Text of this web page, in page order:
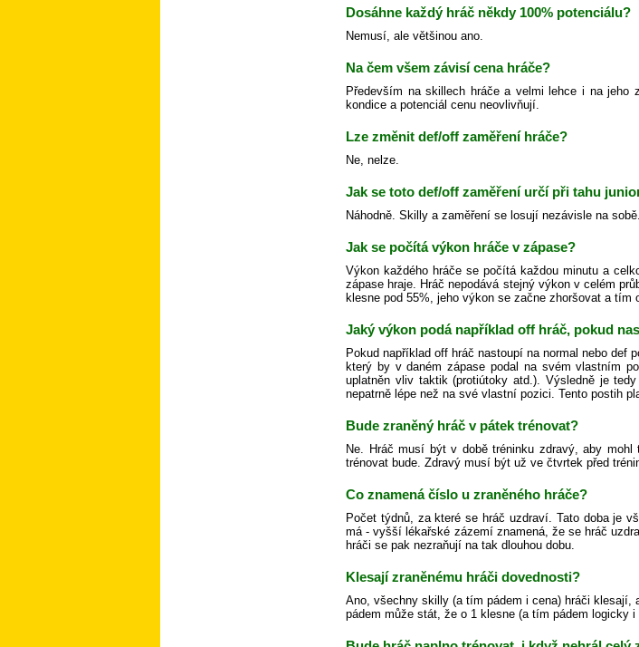
Dosáhne každý hráč někdy 100% potenciálu?
Nemusí, ale většinou ano.
Na čem všem závisí cena hráče?
Především na skillech hráče a velmi lehce i na jeho
kondice a potenciál cenu neovlivňují.
Lze změnit def/off zaměření hráče?
Ne, nelze.
Jak se toto def/off zaměření určí při tahu
Náhodně. Skilly a zaměření se losují nezávisle na sobě.
Jak se počítá výkon hráče v zápase?
Výkon každého hráče se počítá každou minutu a
zápase hraje. Hráč nepodává stejný výkon v celém
klesne pod 55%, jeho výkon se začne zhoršovat a tím
Jaký výkon podá například off hráč, pokud
Pokud například off hráč nastoupí na normal nebo def
který by v daném zápase podal na svém vlastním
uplatněn vliv taktik (protiútoky atd.). Výsledně je
nepatrně lépe než na své vlastní pozici. Tento postih
Bude zraněný hráč v pátek trénovat?
Ne. Hráč musí být v době tréninku zdravý, aby
trénovat bude. Zdravý musí být už ve čtvrtek před
Co znamená číslo u zraněného hráče?
Počet týdnů, za které se hráč uzdraví. Tato doba je
má - vyšší lékařské zázemí znamená, že se hráč
hráči se pak nezraňují na tak dlouhou dobu.
Klesají zraněnému hráči dovednosti?
Ano, všechny skilly (a tím pádem i cena) hráči klesají,
pádem může stát, že o 1 klesne (a tím pádem logicky